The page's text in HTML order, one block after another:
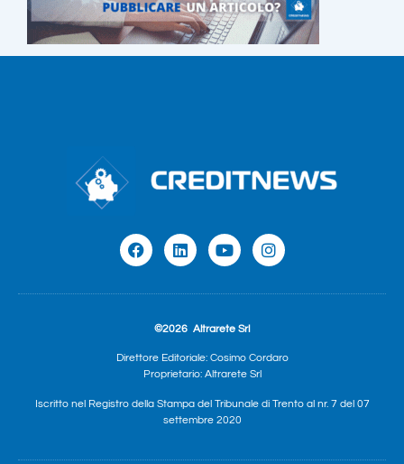
©2026 Altrarete Srl
Direttore Editoriale: Cosimo Cordaro
Proprietario: Altrarete Srl
Iscritto nel Registro della Stampa del Tribunale di Trento al nr. 7 del 07
settembre 2020